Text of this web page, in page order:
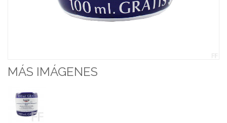
MÁS IMÁGENES